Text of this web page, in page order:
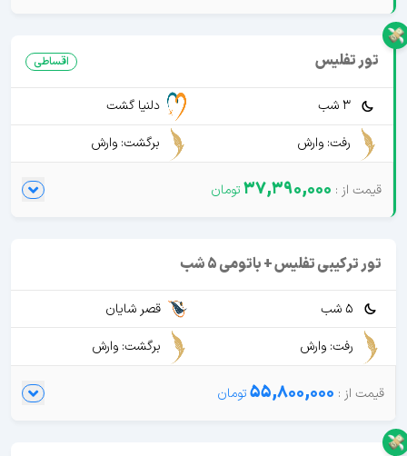
تور تفلیس اقساطی
3 شب
دلنیا گشت
رفت: وارش
برگشت: وارش
37,390,000
تور ترکیبی تفلیس + باتومی 5 شب
5 شب
قصر شایان
رفت: وارش
برگشت: وارش
55,800,000